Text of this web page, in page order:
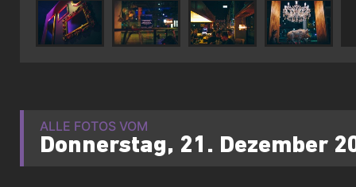
ALLE FOTOS VOM
Donnerstag, 21. Dezember